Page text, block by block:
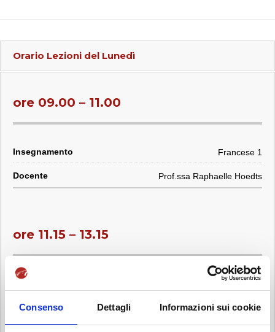
Consenso Dettagli Informazioni sui cookie
Orario Lezioni del Lunedì
ore 09.00 – 11.00
Francese 1
Prof.ssa Raphaelle Hoedts
ore 11.15 – 13.15
Teoria e prassi della Traduzione
Prof.ssa Annalisa Pontis